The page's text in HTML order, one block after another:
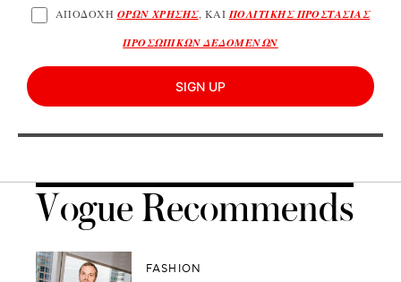
ΑΠΟΔΟΧΗ ΟΡΩΝ ΧΡΗΣΗΣ, ΚΑΙ ΠΟΛΙΤΙΚΗΣ ΠΡΟΣΤΑΣΙΑΣ
ΠΡΟΣΩΠΙΚΩΝ ΔΕΔΟΜΕΝΩΝ
SIGN UP
Vogue Recommends
FASHION